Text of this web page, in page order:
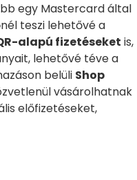
egy Mastercard által
teszi lehetővé a
alapú fizetéseket is,
lehetővé téve a
belüli Shop
vásárolhatnak
előfizetéseket,